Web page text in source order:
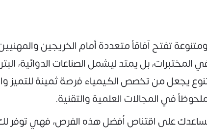
تفتح آفاقاً متعددة أمام الخريجين
بل يمتد ليشمل الصناعات الدوائية،
يجعل من تخصص الكيمياء فرصة ثمينة
في المجالات العلمية والتقنية.
على اقتناص أفضل هذه الفرص، فهي توفر لك